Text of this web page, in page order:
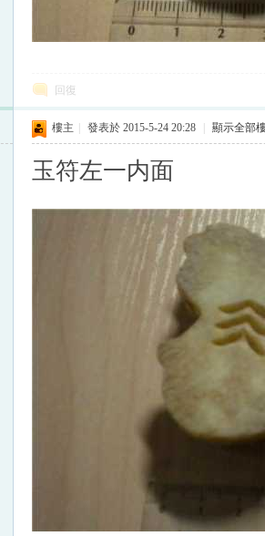
回復
樓主 發表於 2015-5-24 20:28 顯示全部
玉符左一内面